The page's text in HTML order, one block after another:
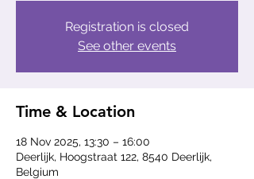
Registration is closed
See other events
Time & Location
18 Nov 2025, 13:30 – 16:00
Deerlijk, Hoogstraat 122, 8540 Deerlijk,
Belgium